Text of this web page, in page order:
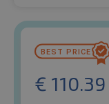
€ 110.39